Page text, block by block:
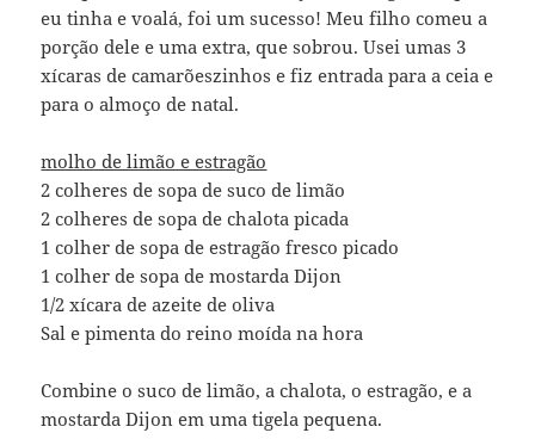
eu tinha e voalá, foi um sucesso! Meu filho comeu a
porção dele e uma extra, que sobrou. Usei umas 3
xícaras de camarõeszinhos e fiz entrada para a ceia e
para o almoço de natal.
molho de limão e estragão
2 colheres de sopa de suco de limão
2 colheres de sopa de chalota picada
1 colher de sopa de estragão fresco picado
1 colher de sopa de mostarda Dijon
1/2 xícara de azeite de oliva
Sal e pimenta do reino moída na hora
Combine o suco de limão, a chalota, o estragão, e a
mostarda Dijon em uma tigela pequena.